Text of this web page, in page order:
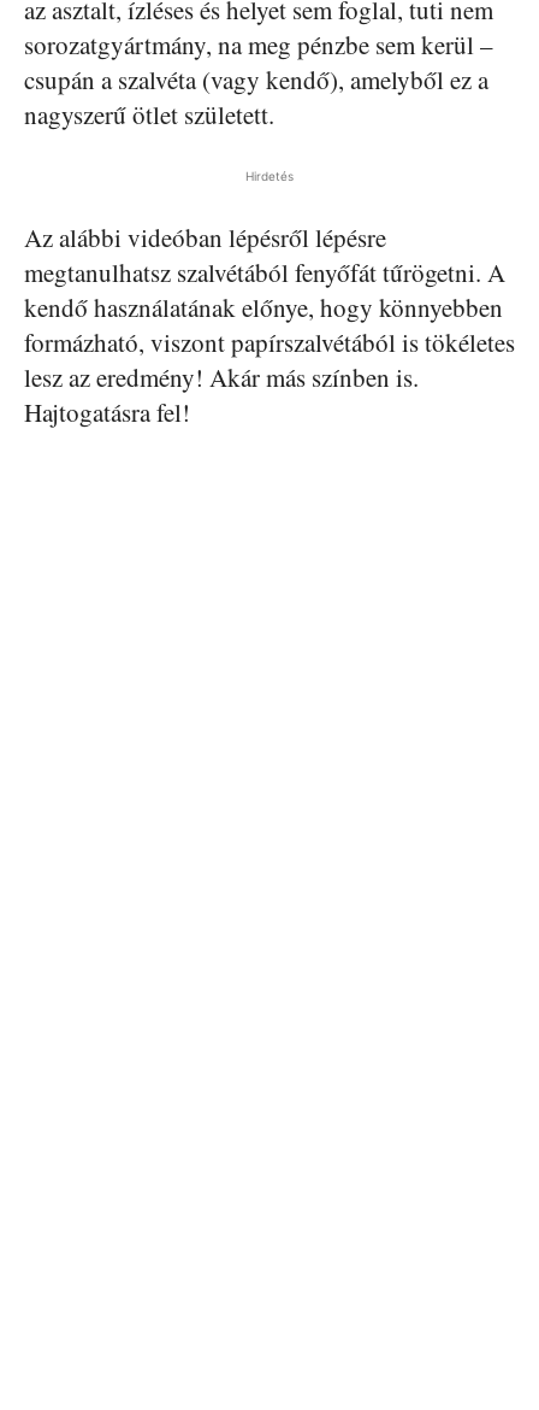
az asztalt, ízléses és helyet sem foglal, tuti nem
sorozatgyártmány, na meg pénzbe sem kerül –
csupán a szalvéta (vagy kendő), amelyből ez a
nagyszerű ötlet született.
Hirdetés
Az alábbi videóban lépésről lépésre
megtanulhatsz szalvétából fenyőfát tűrögetni. A
kendő használatának előnye, hogy könnyebben
formázható, viszont papírszalvétából is tökéletes
lesz az eredmény! Akár más színben is.
Hajtogatásra fel!